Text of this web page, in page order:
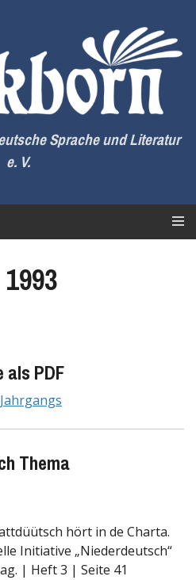
Sprache und Literatur
e. V.
als PDF
Thema
hört in de Charta.
Initiative „Niederdeutsch“
| Heft 3 | Seite 41